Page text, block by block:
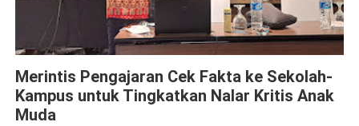
Merintis Pengajaran Cek Fakta ke Sekolah-
Kampus untuk Tingkatkan Nalar Kritis Anak
Muda